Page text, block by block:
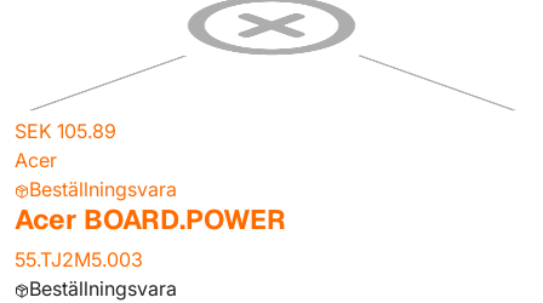
SEK 105.89
Acer
Beställningsvara
Acer BOARD.POWER
55.TJ2M5.003
Beställningsvara